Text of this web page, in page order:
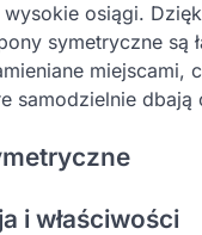
wysokie osiągi.
symetryczne są
miejscami,
samodzielnie dbają
i właściwości